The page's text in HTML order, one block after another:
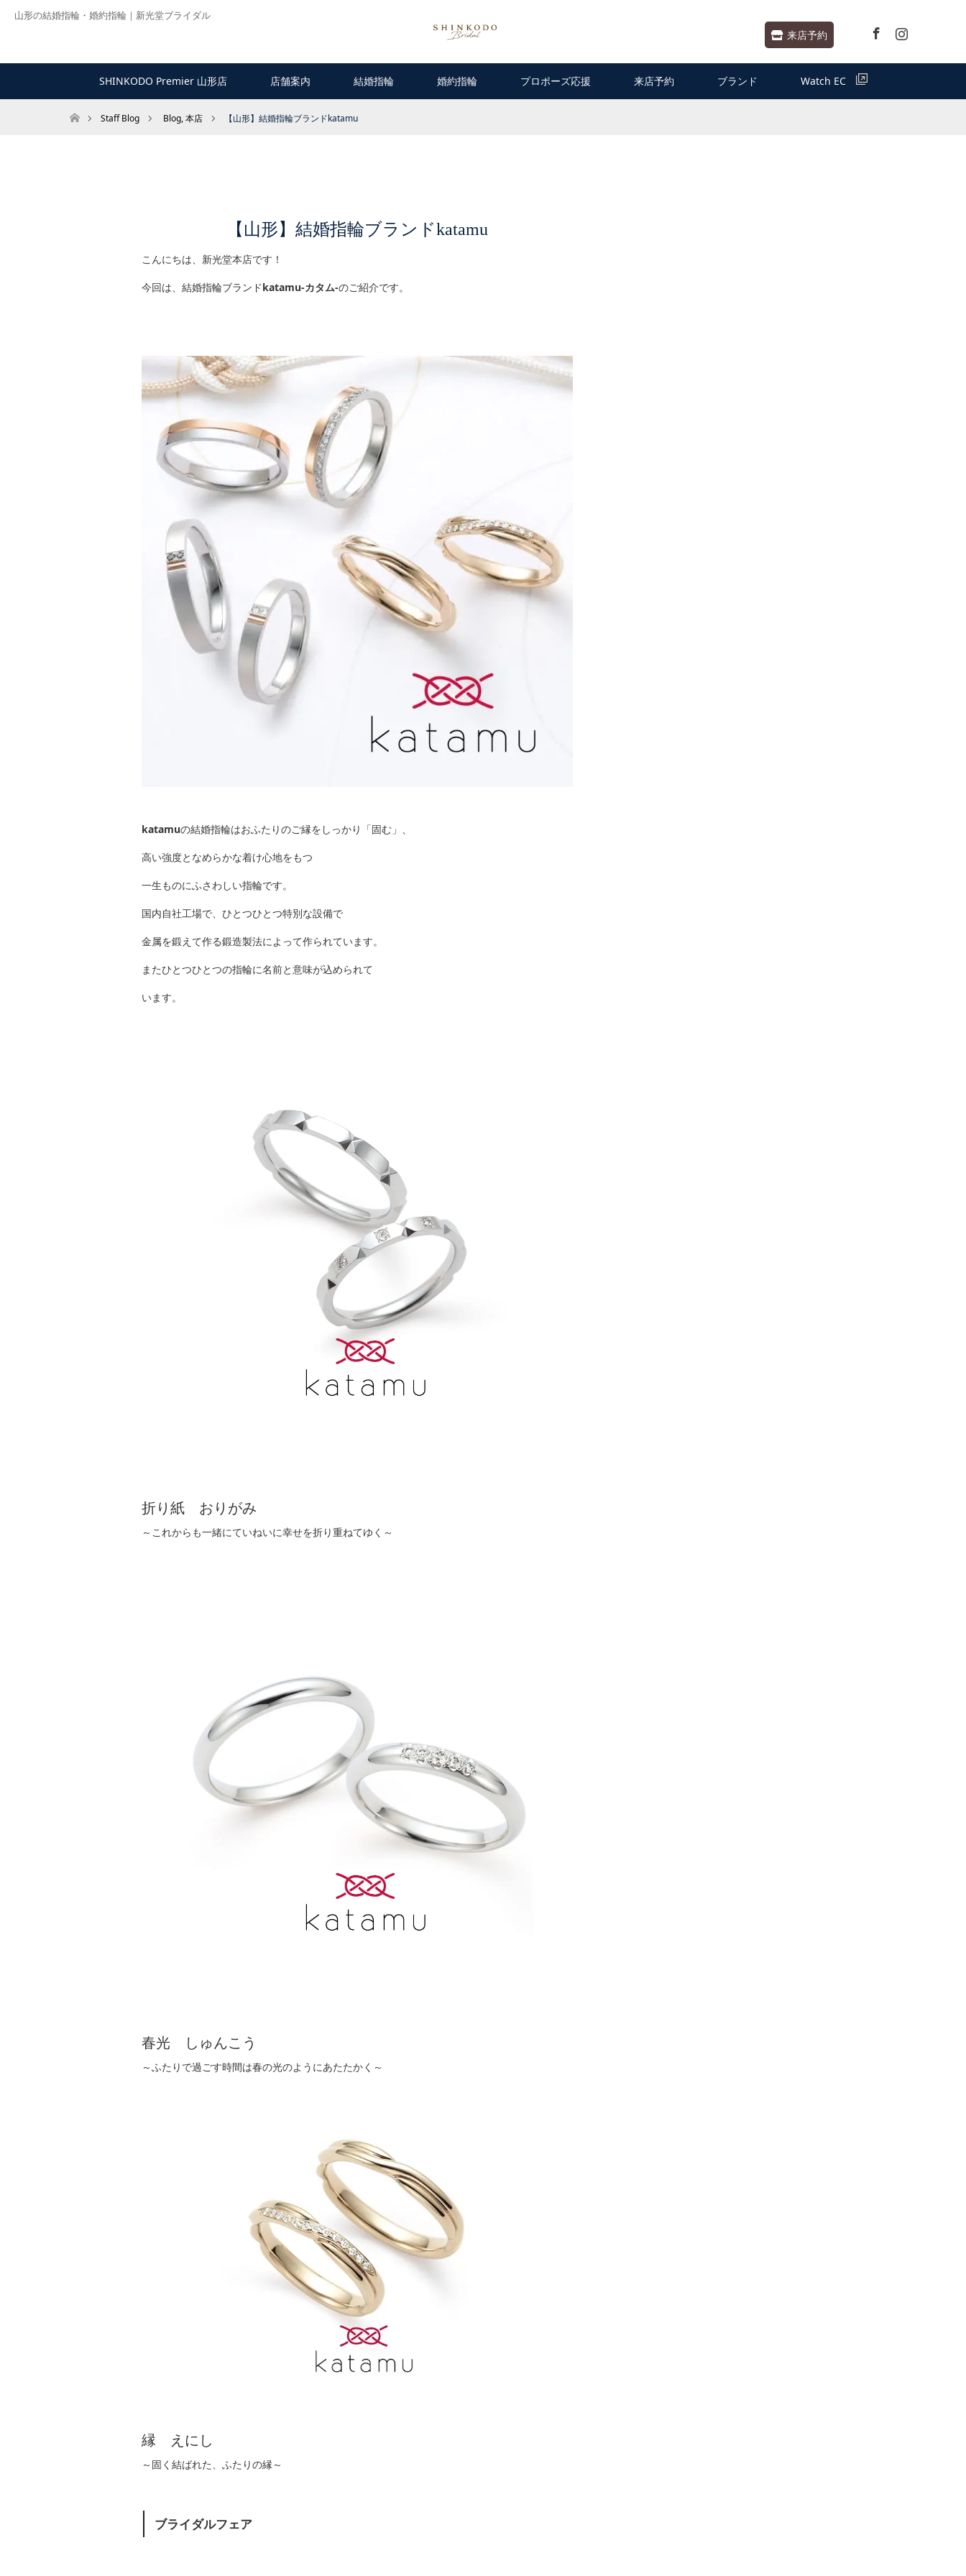
山形の結婚指輪・婚約指輪｜新光堂ブライダル
来店予約
Instagram
SHINKODO Premier 山形店 店舗案内 結婚指輪 婚約指輪 プロポーズ応援 来店予約 ブランド Watch EC
ホームStaff Blog Blog,本店 【山形】結婚指輪ブランドkatamu
【山形】結婚指輪ブランドkatamu
こんにちは、新光堂本店です！
今回は、結婚指輪ブランドkatamu-カタム-のご紹介です。
katamuの結婚指輪はおふたりのご縁をしっかり「固む」、
高い強度となめらかな着け心地をもつ
一生ものにふさわしい指輪です。
国内自社工場で、ひとつひとつ特別な設備で
金属を鍛えて作る鍛造製法によって作られています。
またひとつひとつの指輪に名前と意味が込められて
います。
折り紙 おりがみ
～これからも一緒にていねいに幸せを折り重ねてゆく～
春光 しゅんこう
～ふたりで過ごす時間は春の光のようにあたたかく～
縁 えにし
～固く結ばれた、ふたりの縁～
ブライダルフェア